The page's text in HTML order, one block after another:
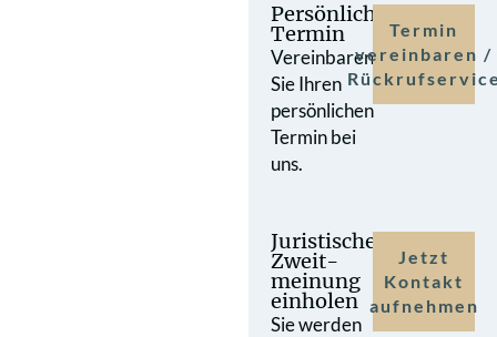
Persönlicher
Termin
Vereinbaren
Sie Ihren
persönlichen
Termin bei
uns.
Termin
vereinbaren /
Juristische
Zweit­
meinung
einholen
Sie werden
Jetzt
Kontakt
aufnehmen